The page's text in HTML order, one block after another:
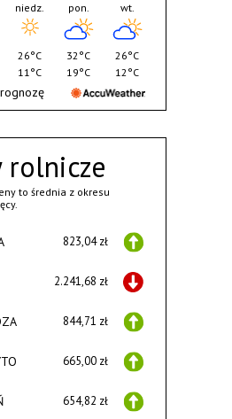
rolnicze
to średnia z okresu
823,04 zł
2.241,68 zł
844,71 zł
665,00 zł
654,82 zł
niedz.
26°C
11°C
pon.
32°C
19°C
wt.
26°C
12°C